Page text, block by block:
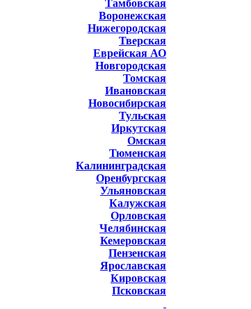
Тамбовская
Воронежская
Нижегородская
Тверская
Еврейская АО
Новгородская
Томская
Ивановская
Новосибирская
Тульская
Иркутская
Омская
Тюменская
Калининградская
Оренбургская
Ульяновская
Калужская
Орловская
Челябинская
Кемеровская
Пензенская
Ярославская
Кировская
Псковская